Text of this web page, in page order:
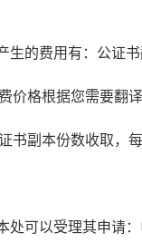
生的费用有：公证
价格根据您需要翻
书副本份数收取，
处可以受理其申请